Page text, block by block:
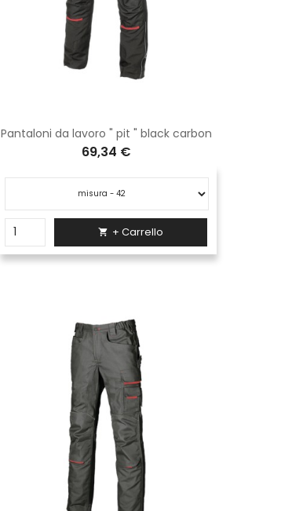
Pantaloni da lavoro " pit " black carbon
69,34 €
 + Carrello